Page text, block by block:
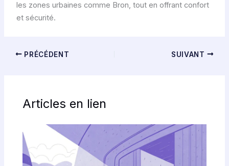
les zones urbaines comme Bron, tout en offrant confort
et sécurité.
PRÉCÉDENT SUIVANT
Articles en lien